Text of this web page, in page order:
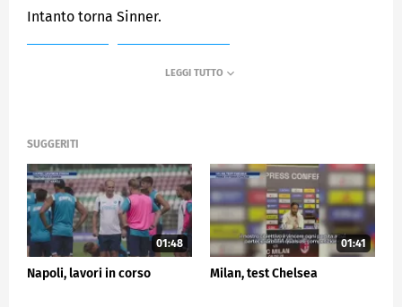
Intanto torna Sinner.
SUGGERITI
01:48
Napoli, lavori in corso
01:41
Milan, test Chelsea